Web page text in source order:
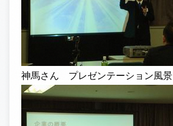
神馬さん プレゼンテーション風景